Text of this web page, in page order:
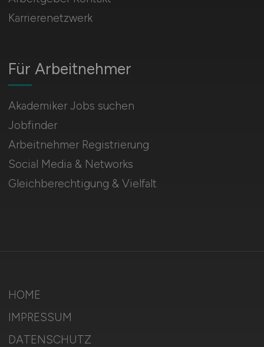
Für Arbeitnehmer
Akademiker Jobs suchen
Jobfinder
Arbeitnehmer Registrierung
Social Media & Networks
Gleichberechtigung & Vielfalt
Karrierenetzwerk
HOME
IMPRESSUM
DATENSCHUTZ